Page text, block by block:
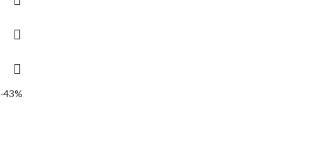
-43%